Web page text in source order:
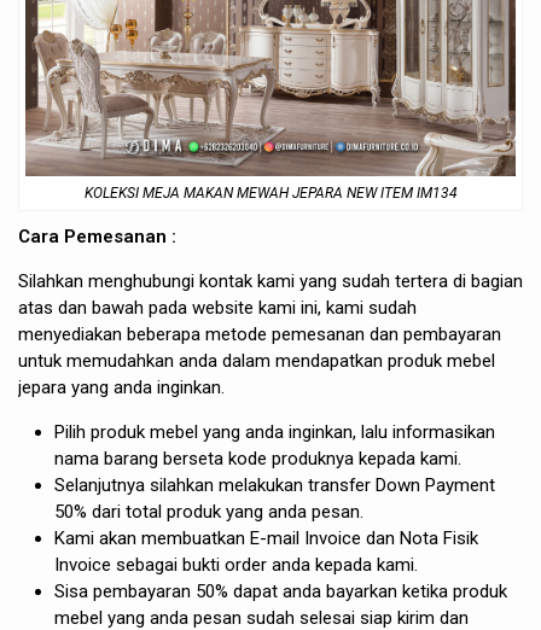
KOLEKSI MEJA MAKAN MEWAH JEPARA NEW ITEM IM134
Cara Pemesanan :
Silahkan menghubungi kontak kami yang sudah tertera di bagian
atas dan bawah pada website kami ini, kami sudah
menyediakan beberapa metode pemesanan dan pembayaran
untuk memudahkan anda dalam mendapatkan produk mebel
jepara yang anda inginkan.
Pilih produk mebel yang anda inginkan, lalu informasikan
nama barang berseta kode produknya kepada kami.
Selanjutnya silahkan melakukan transfer Down Payment
50% dari total produk yang anda pesan.
Kami akan membuatkan E-mail Invoice dan Nota Fisik
Invoice sebagai bukti order anda kepada kami.
Sisa pembayaran 50% dapat anda bayarkan ketika produk
mebel yang anda pesan sudah selesai siap kirim dan